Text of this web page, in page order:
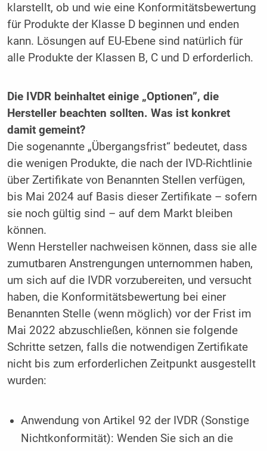
klarstellt, ob und wie eine Konformitätsbewertung
für Produkte der Klasse D beginnen und enden
kann. Lösungen auf EU-Ebene sind natürlich für
alle Produkte der Klassen B, C und D erforderlich.
Die IVDR beinhaltet einige „Optionen”, die
Hersteller beachten sollten. Was ist konkret
damit gemeint?
Die sogenannte „Übergangsfrist“ bedeutet, dass
die wenigen Produkte, die nach der IVD-Richtlinie
über Zertifikate von Benannten Stellen verfügen,
bis Mai 2024 auf Basis dieser Zertifikate – sofern
sie noch gültig sind – auf dem Markt bleiben
können.
Wenn Hersteller nachweisen können, dass sie alle
zumutbaren Anstrengungen unternommen haben,
um sich auf die IVDR vorzubereiten, und versucht
haben, die Konformitätsbewertung bei einer
Benannten Stelle (wenn möglich) vor der Frist im
Mai 2022 abzuschließen, können sie folgende
Schritte setzen, falls die notwendigen Zertifikate
nicht bis zum erforderlichen Zeitpunkt ausgestellt
wurden:
Anwendung von Artikel 92 der IVDR ­(Sonstige
Nichtkonformität): Wenden Sie sich an die